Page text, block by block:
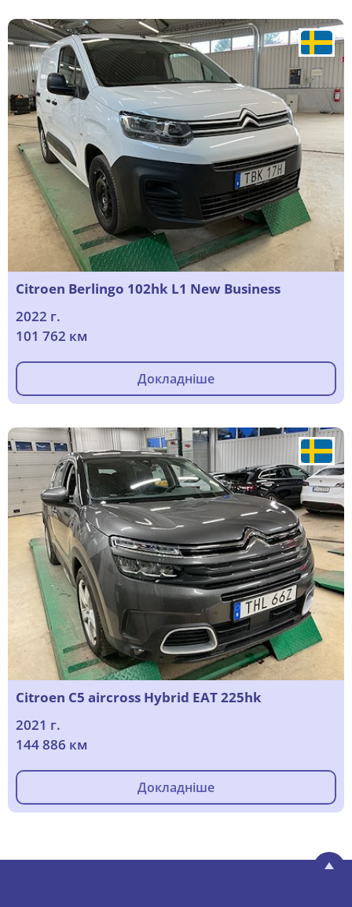
Citroen Berlingo 102hk L1 New Business
2022 г.
101 762 км
Докладніше
Citroen C5 aircross Hybrid EAT 225hk
2021 г.
144 886 км
Докладніше